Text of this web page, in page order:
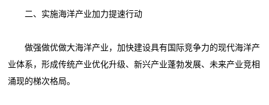
二、实施海洋产业加力提速行动
做强做优做大海洋产业，加快建设具有国际竞争力的现代海洋产
业体系，形成传统产业优化升级、新兴产业蓬勃发展、未来产业竞相
涌现的梯次格局。